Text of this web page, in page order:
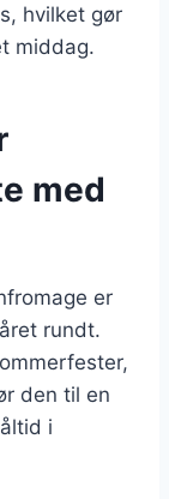
hvilket gør
middag.
med
er
rundt.
den til en
i